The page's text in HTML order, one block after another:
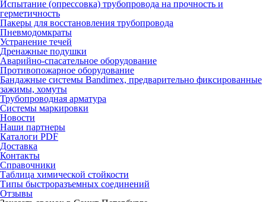
Испытание (опрессовка) трубопровода на прочность и
герметичность
Пакеры для восстановления трубопровода
Пневмодомкраты
Устранение течей
Дренажные подушки
Аварийно-спасательное оборудование
Противопожарное оборудование
Бандажные системы Bandimex, предварительно фиксированные
зажимы, хомуты
Трубопроводная арматура
Системы маркировки
Новости
Наши партнеры
Каталоги PDF
Доставка
Контакты
Справочники
Таблица химической стойкости
Типы быстроразъемных соединений
Отзывы